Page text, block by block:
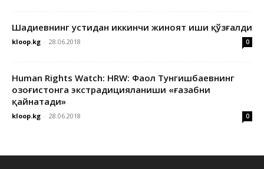
Шадиевнинг устидан иккинчи жиноят иши қўзғалди
kloop.kg - 28.06.2018 0
Human Rights Watch: HRW: Фаол Тунгишбаевнинг
Қозоғистонга экстрадицияланиши «ғазабни
қайнатади»
kloop.kg - 28.06.2018 0